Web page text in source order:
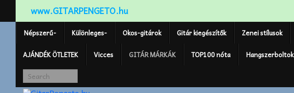
www.GITARPENGETO.hu
Népszerű- Különleges- Okos-gitárok Gitár kiegészítők Zenei stílusok
AJÁNDÉK ÖTLETEK Vicces GITÁR MÁRKÁK TOP100 nóta Hangszerboltok